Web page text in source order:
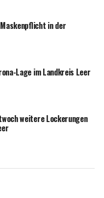
in der
Lage im Land­kreis Leer
wei­te­re Locke­run­gen